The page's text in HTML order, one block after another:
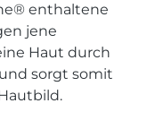
enthaltene
jene
Haut durch
sorgt somit